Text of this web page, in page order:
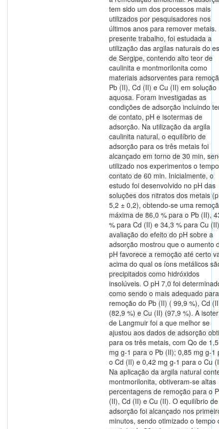
tem sido um dos processos mais
utilizados por pesquisadores nos
últimos anos para remover metais.
presente trabalho, foi estudada a
utilização das argilas naturais do
de Sergipe, contendo alto teor de
caulinita e montmorilonita como
materiais adsorventes para
Pb (II), Cd (II) e Cu (II) em solução
aquosa. Foram investigadas as
condições de adsorção incluindo
de contato, pH e isotermas de
adsorção. Na utilização da argila
caulinita natural, o equilíbrio de
adsorção para os três metais foi
alcançado em torno de 30 min,
utilizado nos experimentos o
contato de 60 min. Inicialmente, o
estudo foi desenvolvido no pH das
soluções dos nitratos dos metais
5,2 ± 0,2), obtendo-se uma
máxima de 86,0 % para o Pb (II),
% para Cd (II) e 34,3 % para Cu
avaliação do efeito do pH sobre a
adsorção mostrou que o aumento
pH favorece a remoção até certo
acima do qual os íons metálicos
precipitados como hidróxidos
insolúveis. O pH 7,0 foi
como sendo o mais adequado
remoção do Pb (II) ( 99,9 %), Cd
(82,9 %) e Cu (II) (97,9 %). A
de Langmuir foi a que melhor se
ajustou aos dados de adsorção
para os três metais, com Qo de
mg g-1 para o Pb (II); 0,85 mg g-1
o Cd (II) e 0,42 mg g-1 para o Cu
Na aplicação da argila natural
montmorilonita, obtiveram-se altas
percentagens de remoção para o
(II), Cd (II) e Cu (II). O equilíbrio de
adsorção foi alcançado nos
minutos, sendo otimizado o tempo